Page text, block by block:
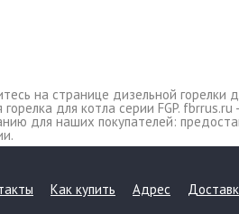
на странице дизельной горелки
горелка для котла серии FGP.
для наших покупателей:
Как купить Адрес